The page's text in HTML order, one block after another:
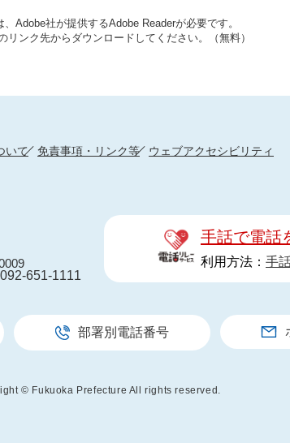
Adobe社が提供するAdobe Readerが必要です。
ンク先からダウンロードしてください。（無料）
いて 免責事項・リンク等 ウェブアクセシビリティ
651-1111
手話で電話
利用方法： 手
部署別電話番号
© Fukuoka Prefecture All rights reserved.